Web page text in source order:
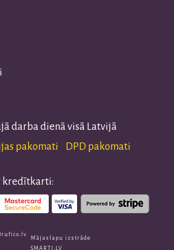
darba dienā visā Latvijā
pakomati DPD pakomati
kredītkarti:
Mājaslapu izstrāde
SMARTI.LV